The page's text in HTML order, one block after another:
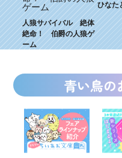
人狼サバイバル 絶体
絶命！ 伯爵の人狼ゲ
ーム
ひなた
青い鳥の